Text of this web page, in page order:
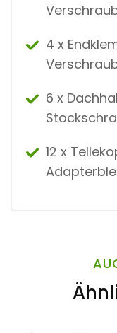
4 x
6 x
12 x